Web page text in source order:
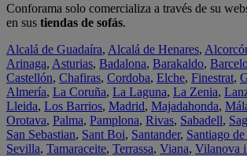
Conforama solo comercializa a través de su
en sus tiendas de sofás.
Alcalá de Guadaíra, Alcalá de Henares,
Arinaga, Asturias, Badalona, Barakaldo,
Castellón, Chafiras, Cordoba, Elche, Finestrat,
Almería, La Coruña, La Laguna, La Zenia,
Lleida, Los Barrios, Madrid, Majadahonda,
Orotava, Palma, Pamplona, Rivas, Sabadell,
San Sebastian, Sant Boi, Santander, Santiago
Sevilla, Tamaraceite, Terrassa, Viana, Vilanova